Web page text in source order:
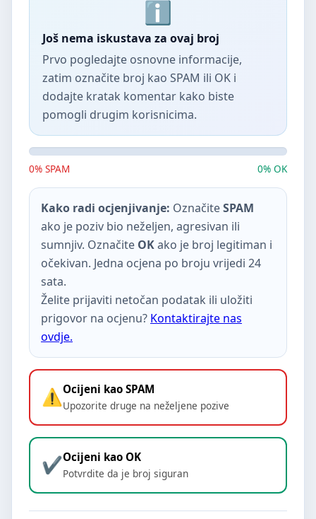
Još nema iskustava za ovaj broj
Prvo pogledajte osnovne informacije,
zatim označite broj kao SPAM ili OK i
dodajte kratak komentar kako biste
pomogli drugim korisnicima.
0% SPAM 0% OK
Kako radi ocjenjivanje: OznačiteSPAM
ako je poziv bio neželjen, agresivan ili
sumnjiv. Označite OKako je broj legitiman i
očekivan. Jedna ocjena po broju vrijedi 24
sata.
Želite prijaviti netočan podatak ili uložiti
prigovor na ocjenu? Kontaktirajte nas
ovdje.
Ocijeni kao SPAM
Upozorite druge na neželjene pozive
Ocijeni kao OK
Potvrdite da je broj siguran